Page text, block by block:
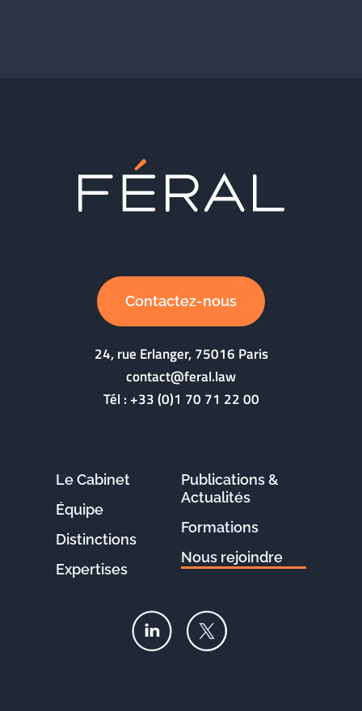
Contactez-nous
24, rue Erlanger, 75016 Paris
contact@feral.law
Tél :+33 (0)1 70 71 22 00
Le Cabinet
Équipe
Distinctions
Expertises
Publications &
Actualités
Formations
Nous rejoindre